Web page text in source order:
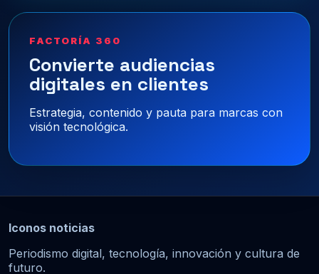
FACTORÍA 360
Convierte audiencias
digitales en clientes
Estrategia, contenido y pauta para marcas con
visión tecnológica.
Iconos noticias
Periodismo digital, tecnología, innovación y cultura de
futuro.